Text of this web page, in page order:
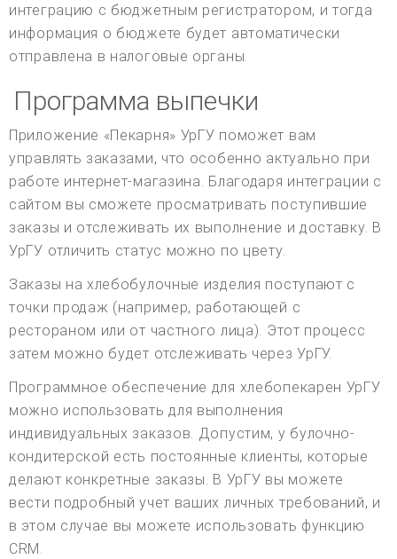
интеграцию с бюджетным регистратором, и тогда
информация о бюджете будет автоматически
отправлена в налоговые органы.
Программа выпечки
Приложение «Пекарня» УрГУ поможет вам
управлять заказами, что особенно актуально при
работе интернет-магазина. Благодаря интеграции с
сайтом вы сможете просматривать поступившие
заказы и отслеживать их выполнение и доставку. В
УрГУ отличить статус можно по цвету.
Заказы на хлебобулочные изделия поступают с
точки продаж (например, работающей с
рестораном или от частного лица). Этот процесс
затем можно будет отслеживать через УрГУ.
Программное обеспечение для хлебопекарен УрГУ
можно использовать для выполнения
индивидуальных заказов. Допустим, у булочно-
кондитерской есть постоянные клиенты, которые
делают конкретные заказы. В УрГУ вы можете
вести подробный учет ваших личных требований, и
в этом случае вы можете использовать функцию
CRM.